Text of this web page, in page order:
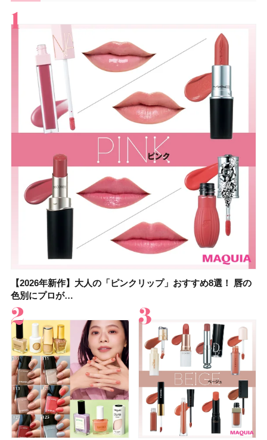
すべて
【2026年新作】大人の「ピンクリップ」おすすめ8選！ 唇の
色別にプロが…
スキンケア
【上田竜也さんのマイベストコスメ５選】大人になって開眼
したからこそ愛が深…
メイク
【2026年新作】大人の「ピンクリップ」おすすめ8選！ 唇の
色別にプロが…
ボディケア
【2026夏】「香水・フレグランス」ランキングTOP5！＜美
容マニア・マ…
美活
【2026夏】「歯磨き粉・オーラルケア」ランキングTOP5！
＜美容マニア…
ヘア
【2026年夏】40代におすすめの髪型30選！ 若く見える・手
入れが楽な…
ライフスタイル
【鈴木えみさんの愛用品30選】コスメ・スキンケア・ヘアケ
アetc.お気に…
ビューティーズ
【キャンメイク】売切続出！先行発売中の「クリアヴェール
セッティングパウダ…